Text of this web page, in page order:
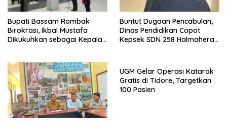
Bupati Bassam Rombak
Birokrasi, Ikbal Mustafa
Dikukuhkan sebagai Kepala
Buntut Dugaan Pencabulan,
Dinas Pendidikan Copot
Kepsek SDN 258 Halmahera
UGM Gelar Operasi Katarak
Gratis di Tidore, Targetkan
100 Pasien